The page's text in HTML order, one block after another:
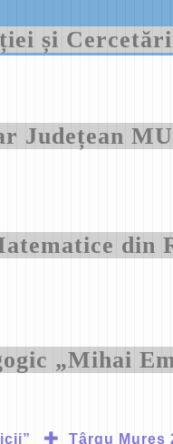
și
Județean
din
„Mihai
Târgu Mureş